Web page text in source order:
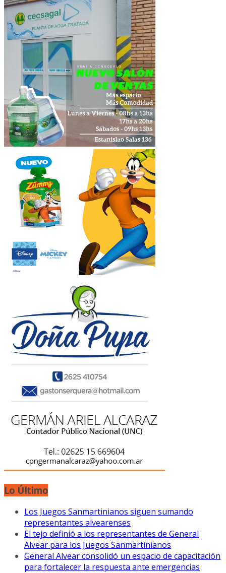
Lo Último
Los Juegos Sanmartinianos siguen sumando
representantes alvearenses
El tejo definió a los representantes de General
Alvear para los Juegos Sanmartinianos
General Alvear consolidó un espacio de capacitación
para fortalecer la respuesta ante emergencias